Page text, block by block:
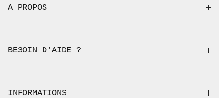
A PROPOS
BESOIN D'AIDE ?
INFORMATIONS